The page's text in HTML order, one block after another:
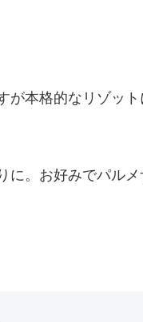
が本格的なリゾット
に。お好みでパル